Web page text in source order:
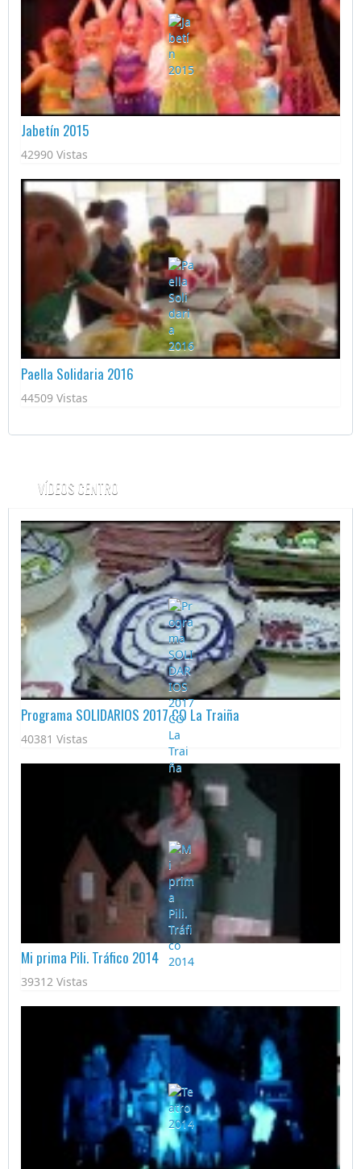
Jabetín 2015
42990 Vistas
Paella Solidaria 2016
44509 Vistas
VÍDEOS CENTRO
Programa SOLIDARIOS 2017 CO La Traiña
40381 Vistas
Mi prima Pili. Tráfico 2014
39312 Vistas